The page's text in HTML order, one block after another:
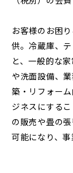
お客様のお困
供。冷蔵庫、
と、一般的な
や洗面設備、
築・リフォー
ジネスにする
の販売や畳の
可能になり、事